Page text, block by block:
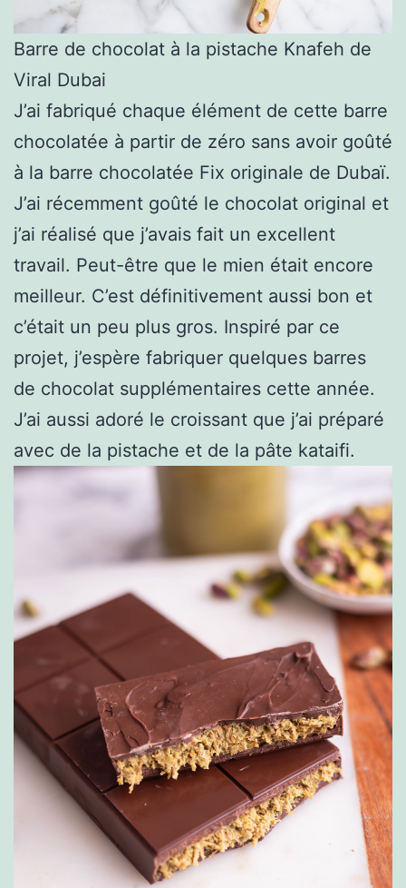
Barre de chocolat à la pistache Knafeh de
Viral Dubai
J’ai fabriqué chaque élément de cette barre
chocolatée à partir de zéro sans avoir goûté
à la barre chocolatée Fix originale de Dubaï.
J’ai récemment goûté le chocolat original et
j’ai réalisé que j’avais fait un excellent
travail. Peut-être que le mien était encore
meilleur. C’est définitivement aussi bon et
c’était un peu plus gros. Inspiré par ce
projet, j’espère fabriquer quelques barres
de chocolat supplémentaires cette année.
J’ai aussi adoré le croissant que j’ai préparé
avec de la pistache et de la pâte kataifi.